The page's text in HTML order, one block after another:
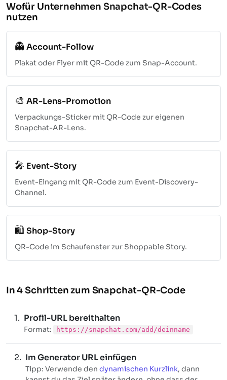
Wofür Unternehmen Snapchat-QR-Codes
nutzen
👻 Account-Follow
Plakat oder Flyer mit QR-Code zum Snap-Account.
🎨 AR-Lens-Promotion
Verpackungs-Sticker mit QR-Code zur eigenen
Snapchat-AR-Lens.
🎤 Event-Story
Event-Eingang mit QR-Code zum Event-Discovery-
Channel.
🛍️ Shop-Story
QR-Code im Schaufenster zur Shoppable Story.
In 4 Schritten zum Snapchat-QR-Code
Profil-URL bereithalten
Format: https://snapchat.com/add/deinname
Im Generator URL einfügen
Tipp: Verwende den dynamischen Kurzlink, dann